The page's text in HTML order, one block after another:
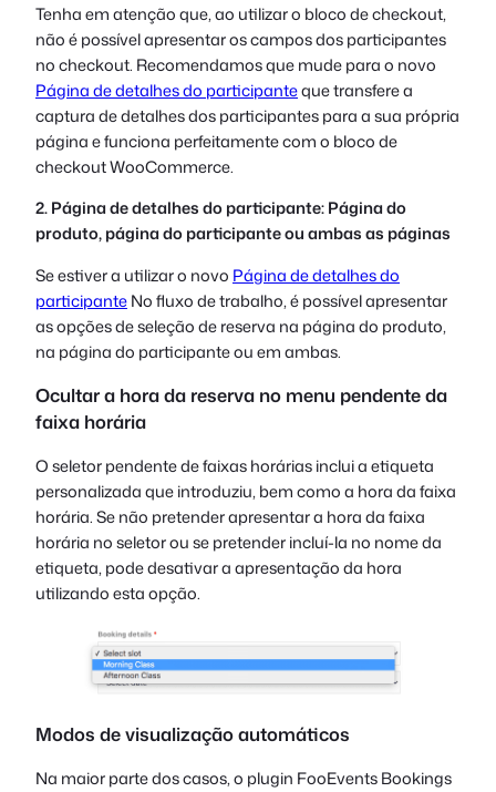
Tenha em atenção que, ao utilizar o bloco de checkout,
não é possível apresentar os campos dos participantes
no checkout. Recomendamos que mude para o novo
Página de detalhes do participanteque transfere a
captura de detalhes dos participantes para a sua própria
página e funciona perfeitamente com o bloco de
checkout WooCommerce.
2. Página de detalhes do participante: Página do
produto, página do participante ou ambas as páginas
Se estiver a utilizar o novo Página de detalhes do
participanteNo fluxo de trabalho, é possível apresentar
as opções de seleção de reserva na página do produto,
na página do participante ou em ambas.
Ocultar a hora da reserva no menu pendente da
faixa horária
O seletor pendente de faixas horárias inclui a etiqueta
personalizada que introduziu, bem como a hora da faixa
horária. Se não pretender apresentar a hora da faixa
horária no seletor ou se pretender incluí-la no nome da
etiqueta, pode desativar a apresentação da hora
utilizando esta opção.
Modos de visualização automáticos
Na maior parte dos casos, o plugin FooEvents Bookings